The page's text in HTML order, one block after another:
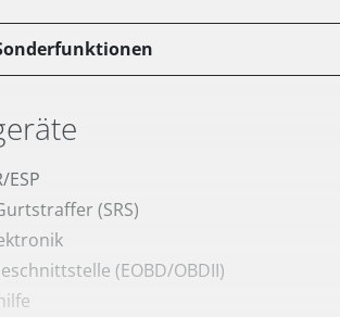
ESP
(SRS)
(EOBD/OBDII)